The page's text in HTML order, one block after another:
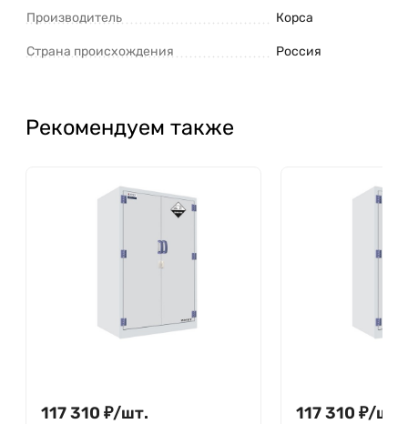
Производитель Корса
Страна происхождения Россия
Рекомендуем также
117 310 ₽/шт. 117 310 ₽/шт.